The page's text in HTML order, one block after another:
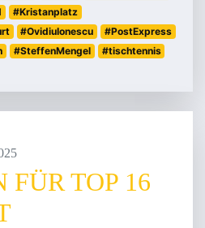
#Kristanplatz
#OvidiuIonescu
#PostExpress
#SteffenMengel
#tischtennis
FÜR TOP 16